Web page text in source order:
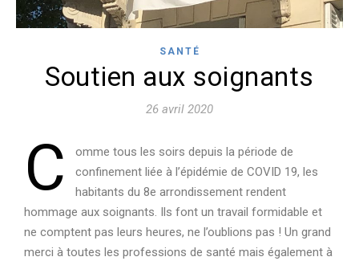
SANTÉ
Soutien aux soignants
26 avril 2020
C
omme tous les soirs depuis la période de
confinement liée à l’épidémie de COVID 19, les
habitants du 8e arrondissement rendent
hommage aux soignants. Ils font un travail formidable et
ne comptent pas leurs heures, ne l’oublions pas ! Un grand
merci à toutes les professions de santé mais également à